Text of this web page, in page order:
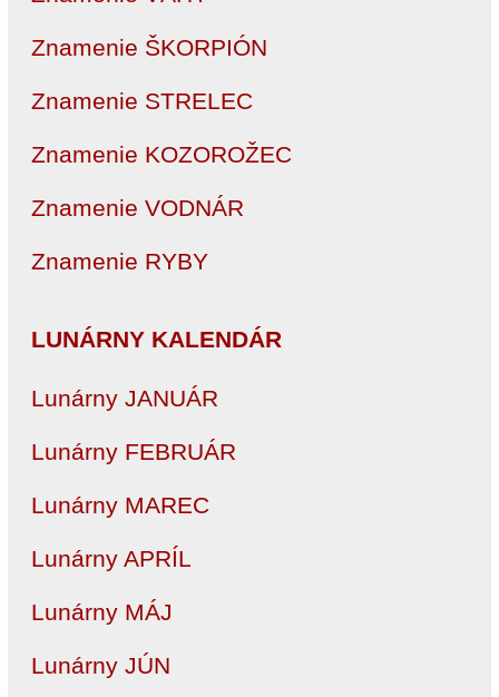
Znamenie ŠKORPIÓN
Znamenie STRELEC
Znamenie KOZOROŽEC
Znamenie VODNÁR
Znamenie RYBY
LUNÁRNY KALENDÁR
Lunárny JANUÁR
Lunárny FEBRUÁR
Lunárny MAREC
Lunárny APRÍL
Lunárny MÁJ
Lunárny JÚN